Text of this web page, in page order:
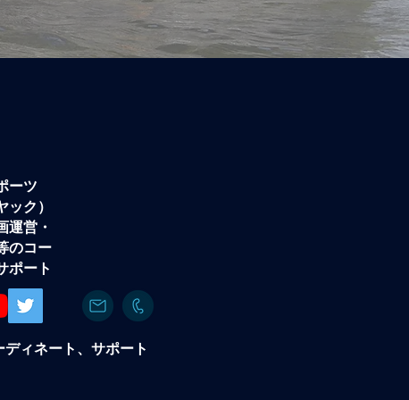
ーツ
ック）
運営・
のコー
ポート
ィネート、サポート